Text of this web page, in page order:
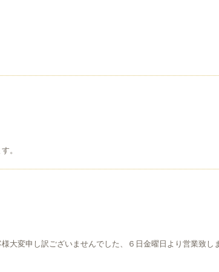
。
大変申し訳ございませんでした、６日金曜日より営業致し